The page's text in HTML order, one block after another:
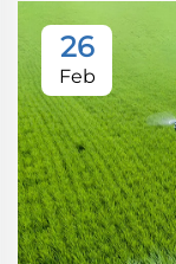
26
Feb